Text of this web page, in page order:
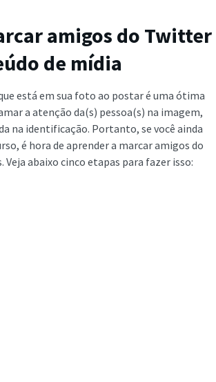
amigos do Twitter
de mídia
está em sua foto ao postar é uma ótima
a atenção da(s) pessoa(s) na imagem,
na identificação. Portanto, se você ainda
é hora de aprender a marcar amigos do
abaixo cinco etapas para fazer isso: